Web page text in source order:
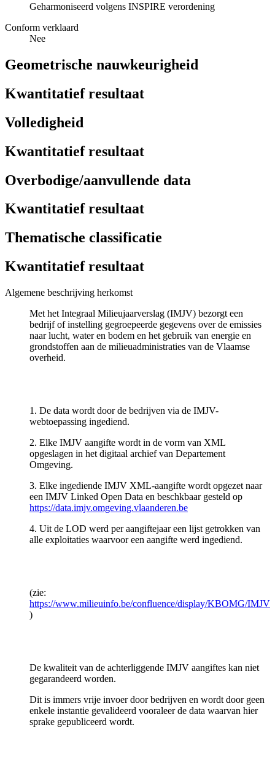
Geharmoniseerd volgens INSPIRE verordening
Conform verklaard
Nee
Geometrische nauwkeurigheid
Kwantitatief resultaat
Volledigheid
Kwantitatief resultaat
Overbodige/aanvullende data
Kwantitatief resultaat
Thematische classificatie
Kwantitatief resultaat
Algemene beschrijving herkomst
Met het Integraal Milieujaarverslag (IMJV) bezorgt een
bedrijf of instelling gegroepeerde gegevens over de emissies
naar lucht, water en bodem en het gebruik van energie en
grondstoffen aan de milieuadministraties van de Vlaamse
overheid.
1. De data wordt door de bedrijven via de IMJV-
webtoepassing ingediend.
2. Elke IMJV aangifte wordt in de vorm van XML
opgeslagen in het digitaal archief van Departement
Omgeving.
3. Elke ingediende IMJV XML-aangifte wordt opgezet naar
een IMJV Linked Open Data en beschkbaar gesteld op
https://data.imjv.omgeving.vlaanderen.be
4. Uit de LOD werd per aangiftejaar een lijst getrokken van
alle exploitaties waarvoor een aangifte werd ingediend.
(zie:
https://www.milieuinfo.be/confluence/display/KBOMG/IMJV
)
De kwaliteit van de achterliggende IMJV aangiftes kan niet
gegarandeerd worden.
Dit is immers vrije invoer door bedrijven en wordt door geen
enkele instantie gevalideerd vooraleer de data waarvan hier
sprake gepubliceerd wordt.